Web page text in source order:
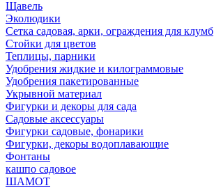
Щавель
Эколюдики
Сетка садовая, арки, ограждения для клумб
Стойки для цветов
Теплицы, парники
Удобрения жидкие и килограммовые
Удобрения пакетированные
Укрывной материал
Фигурки и декоры для сада
Садовые аксессуары
Фигурки садовые, фонарики
Фигурки, декоры водоплавающие
Фонтаны
кашпо садовое
ШАМОТ